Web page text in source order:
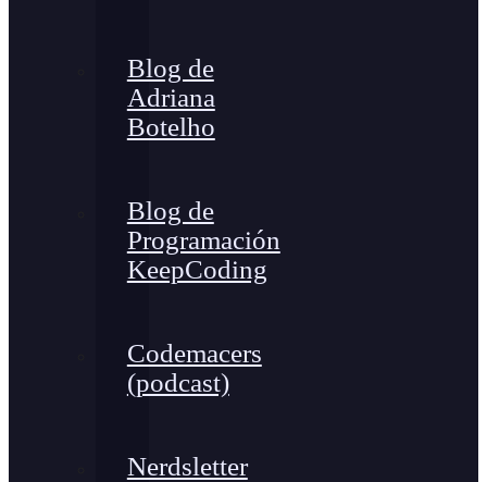
Blog de
Adriana
Botelho
Blog de
Programación
KeepCoding
Codemacers
(podcast)
Nerdsletter